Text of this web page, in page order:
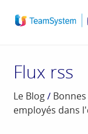
Flux rss
Le Blog/
employés dans